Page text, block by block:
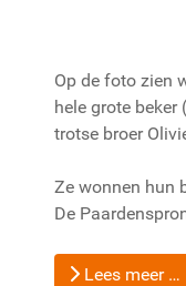
Op de foto zien
hele grote beker
trotse broer
Ze wonnen hun
De
Lees meer …